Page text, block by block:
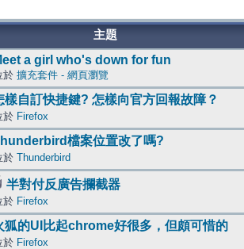
主題
a girl who's down for fun
於 擴充套件 - 網頁瀏覽
樣自訂快捷鍵? 怎樣向官方回報故障？
於 Firefox
檔案位置改了嗎?
於 Thunderbird
半對付反廣告攔截器
於 Firefox
狐的UI比起chrome好很多，但頗可惜的
於 Firefox